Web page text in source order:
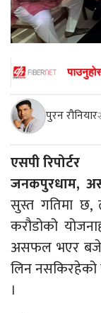
पुरन रौनियार
एसपी रिपोर्टर
जनकपुरधाम,
सुस्त गतिमा छ,
करौडोको
असफल भएर बजेट
लिन नसकिरहेको
।